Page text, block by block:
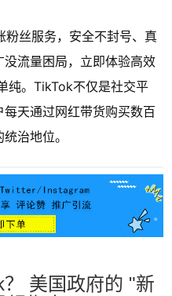
丝服务，安全不封号、真
流量困局，立即体验高效
纯。TikTok不仅是社交平
天通过网红带货购买数百
治地位。
美国政府的 "新